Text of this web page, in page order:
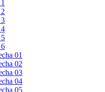
01
02
03
04
05